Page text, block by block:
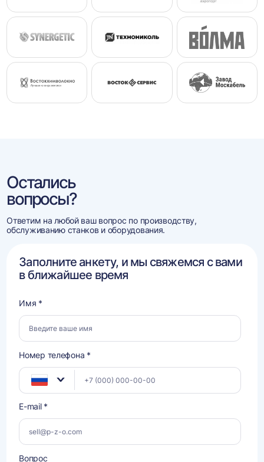
Остались
вопросы?
Ответим на любой ваш вопрос по производству,
обслуживанию станков и оборудования.
Заполните анкету, и мы свяжемся с вами
в ближайшее время
Имя *
Номер телефона *
E-mail *
Вопрос